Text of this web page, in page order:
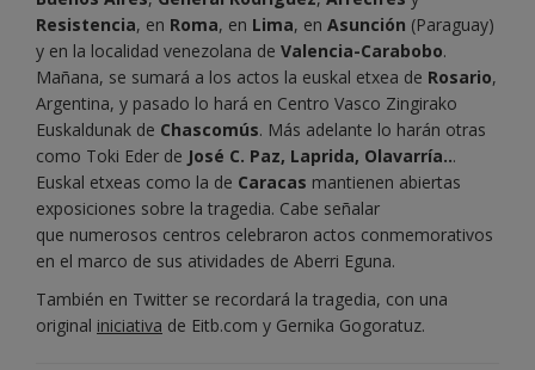
Resistencia, en Roma, en Lima, en Asunción (Paraguay)
y en la localidad venezolana de Valencia-Carabobo.
Mañana, se sumará a los actos la euskal etxea de Rosario,
Argentina, y pasado lo hará en Centro Vasco Zingirako
Euskaldunak de Chascomús. Más adelante lo harán otras
como Toki Eder de José C. Paz, Laprida, Olavarría...
Euskal etxeas como la de Caracas mantienen abiertas
exposiciones sobre la tragedia. Cabe señalar
que numerosos centros celebraron actos conmemorativos
en el marco de sus atividades de Aberri Eguna.
También en Twitter se recordará la tragedia, con una
original iniciativa de Eitb.com y Gernika Gogoratuz.